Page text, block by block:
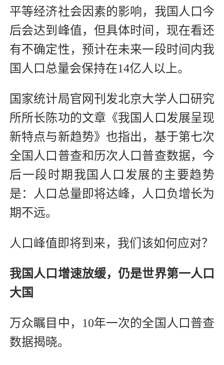
平等经济社会因素的影响，我国人口今
后会达到峰值，但具体时间，现在看还
有不确定性，预计在未来一段时间内我
国人口总量会保持在14亿人以上。
国家统计局官网刊发北京大学人口研究
所所长陈功的文章《我国人口发展呈现
新特点与新趋势》也指出，基于第七次
全国人口普查和历次人口普查数据，今
后一段时期我国人口发展的主要趋势
是：人口总量即将达峰，人口负增长为
期不远。
人口峰值即将到来，我们该如何应对？
我国人口增速放缓，仍是世界第一人口
大国
万众瞩目中，10年一次的全国人口普查
数据揭晓。